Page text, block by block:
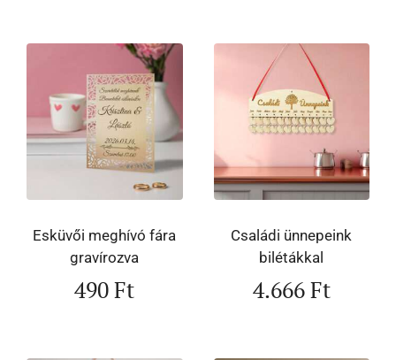
Esküvői meghívó fára
gravírozva
490Ft
Családi ünnepeink
bilétákkal
4.666Ft